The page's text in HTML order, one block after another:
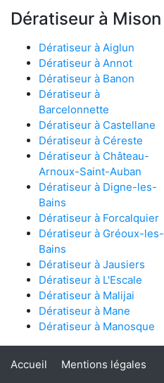
Dératiseur à Mison
Dératiseur à Aiglun
Dératiseur à Annot
Dératiseur à Banon
Dératiseur à
Barcelonnette
Dératiseur à Castellane
Dératiseur à Céreste
Dératiseur à Château-
Arnoux-Saint-Auban
Dératiseur à Digne-les-
Bains
Dératiseur à Forcalquier
Dératiseur à Gréoux-les-
Bains
Dératiseur à Jausiers
Dératiseur à L'Escale
Dératiseur à Malijai
Dératiseur à Mane
Dératiseur à Manosque
Accueil Mentions légales